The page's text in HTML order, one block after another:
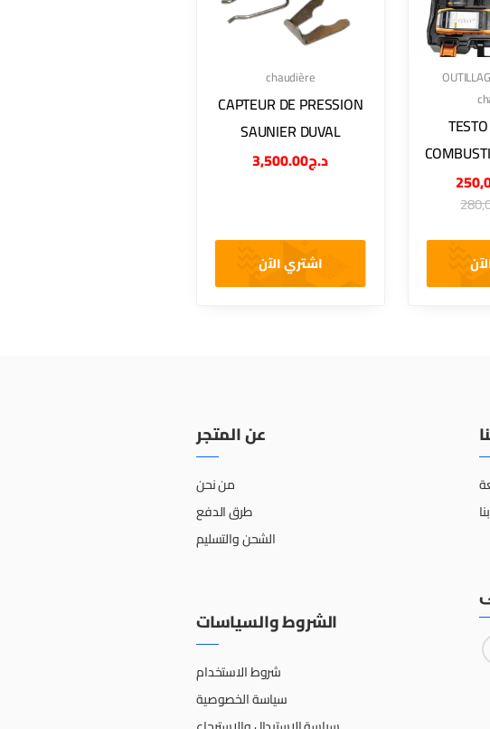
chaudière
CAPTEUR DE PRESSION
SAUNIER DUVAL
د.ج3,500.00
اشتري الآن
عن المتجر
من نحن
طرق الدفع
الشحن والتسليم
الشروط والسياسات
شروط الاستخدام
سياسة الخصوصية